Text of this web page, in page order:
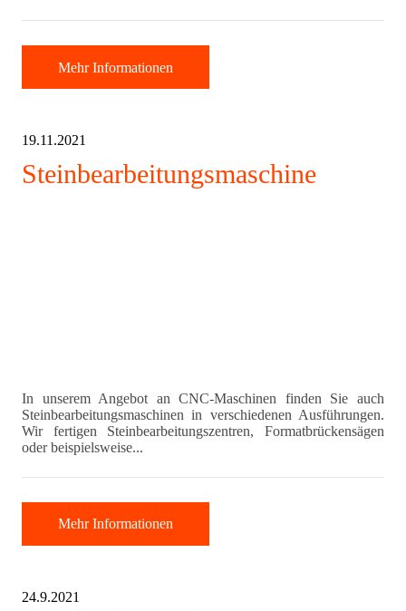
Mehr Informationen
19.11.2021
Steinbearbeitungsmaschine
In unserem Angebot an CNC-Maschinen finden Sie auch
Steinbearbeitungsmaschinen in verschiedenen Ausführungen.
Wir fertigen Steinbearbeitungszentren, Formatbrückensägen
oder beispielsweise...
Mehr Informationen
24.9.2021